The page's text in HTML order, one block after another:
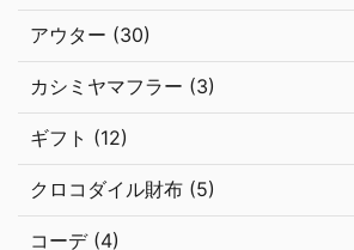
アウター (30)
カシミヤマフラー (3)
ギフト (12)
クロコダイル財布 (5)
コーデ (4)